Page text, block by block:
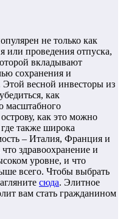
не только как
или проведения отпуска,
вкладывают
сохранения и
весной инвесторы из
как
масштабного
как это можно
также широка
– Италия, Франция и
здравоохранение и
уровне, и что
всего. Чтобы выбрать
сюда. Элитное
вам стать гражданином